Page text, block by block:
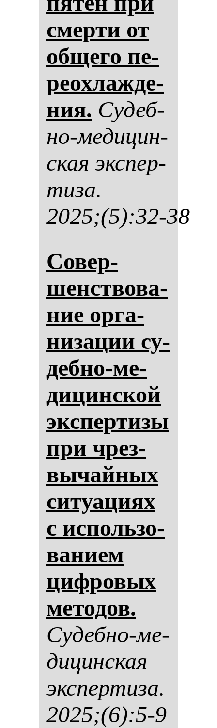
смер­ти от
об­ще­го пе­
ре­ох­лаж­де­
ния. Су­деб­
но-ме­ди­цин­
ская эк­спер­
ти­за.
2025;(5):32-38
Со­вер­
шенство­ва­
ние ор­га­
ни­за­ции су­
деб­но-ме­
ди­цин­ской
эк­спер­ти­зы
при чрез­
вы­чай­ных
си­ту­ациях
с ис­поль­зо­
ва­ни­ем
циф­ро­вых
ме­то­дов.
Су­деб­но-ме­
ди­цин­ская
эк­спер­ти­за.
2025;(6):5-9